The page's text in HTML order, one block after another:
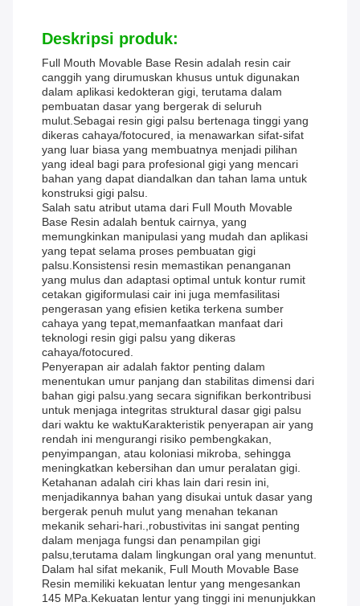
Deskripsi produk:
Full Mouth Movable Base Resin adalah resin cair
canggih yang dirumuskan khusus untuk digunakan
dalam aplikasi kedokteran gigi, terutama dalam
pembuatan dasar yang bergerak di seluruh
mulut.Sebagai resin gigi palsu bertenaga tinggi yang
dikeras cahaya/fotocured, ia menawarkan sifat-sifat
yang luar biasa yang membuatnya menjadi pilihan
yang ideal bagi para profesional gigi yang mencari
bahan yang dapat diandalkan dan tahan lama untuk
konstruksi gigi palsu.
Salah satu atribut utama dari Full Mouth Movable
Base Resin adalah bentuk cairnya, yang
memungkinkan manipulasi yang mudah dan aplikasi
yang tepat selama proses pembuatan gigi
palsu.Konsistensi resin memastikan penanganan
yang mulus dan adaptasi optimal untuk kontur rumit
cetakan gigiformulasi cair ini juga memfasilitasi
pengerasan yang efisien ketika terkena sumber
cahaya yang tepat,memanfaatkan manfaat dari
teknologi resin gigi palsu yang dikeras
cahaya/fotocured.
Penyerapan air adalah faktor penting dalam
menentukan umur panjang dan stabilitas dimensi dari
bahan gigi palsu.yang secara signifikan berkontribusi
untuk menjaga integritas struktural dasar gigi palsu
dari waktu ke waktuKarakteristik penyerapan air yang
rendah ini mengurangi risiko pembengkakan,
penyimpangan, atau koloniasi mikroba, sehingga
meningkatkan kebersihan dan umur peralatan gigi.
Ketahanan adalah ciri khas lain dari resin ini,
menjadikannya bahan yang disukai untuk dasar yang
bergerak penuh mulut yang menahan tekanan
mekanik sehari-hari.,robustivitas ini sangat penting
dalam menjaga fungsi dan penampilan gigi
palsu,terutama dalam lingkungan oral yang menuntut.
Dalam hal sifat mekanik, Full Mouth Movable Base
Resin memiliki kekuatan lentur yang mengesankan
145 MPa.Kekuatan lentur yang tinggi ini menunjukkan